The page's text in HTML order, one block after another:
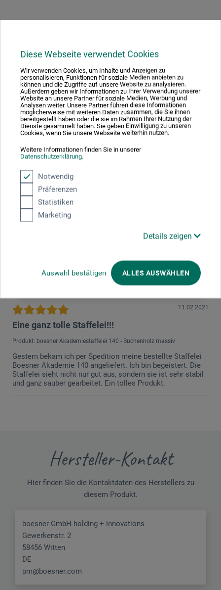
Diese Webseite verwendet Cookies
Wir verwenden Cookies, um Inhalte und Anzeigen zu
personalisieren, Funktionen für soziale Medien anbieten zu
können und die Zugriffe auf unsere Website zu analysieren.
Außerdem geben wir Informationen zu Ihrer Verwendung unserer
Website an unsere Partner für soziale Medien, Werbung und
Analysen weiter. Unsere Partner führen diese Informationen
möglicherweise mit weiteren Daten zusammen, die Sie ihnen
bereitgestellt haben oder die sie im Rahmen Ihrer Nutzung der
Dienste gesammelt haben. Sie geben Einwilligung zu unseren
Cookies, wenn Sie unsere Webseite weiterhin nutzen.
Weitere Informationen finden Sie in unserer
Datenschutzerklärung.
Notwendig
Präferenzen
Statistiken
Marketing
Details zeigen
Auswahl bestätigen ALLES AUSWÄHLEN
Produktbewertungen (1)
Kundenbewertungen für "Akademiestaffelei 140"
Sortierung:
4 Sterne
2 Sterne
1 Sterne
Produkt bewerten
Sagen Sie Ihre Meinung zu diesem Produkt
JETZT PRODUKT BEWERTEN
11.02.2021
Eine ganz tolle Staffelei!!!
Produkt: boesner Akademiestaffelei 140 - Buchenholz massiv
Gestern bekam ich per Spedition meine bestellte Staffelei
Boesner Akademie 140 angeliefert. Ich bin begeistert. Die
Staffelei sieht nicht nur gut aus, sondern sie ist sehr stabil
und ganz sauber gearbeitet. Ein tolles Produkt.
Hersteller-Kontakt
Hier finden Sie die Kontaktdaten des Herstellers zu
diesem Produkt.
boesner GmbH holding + innovations
Gewerkenstr. 2
58456 Witten
DE
pm@boesner.com